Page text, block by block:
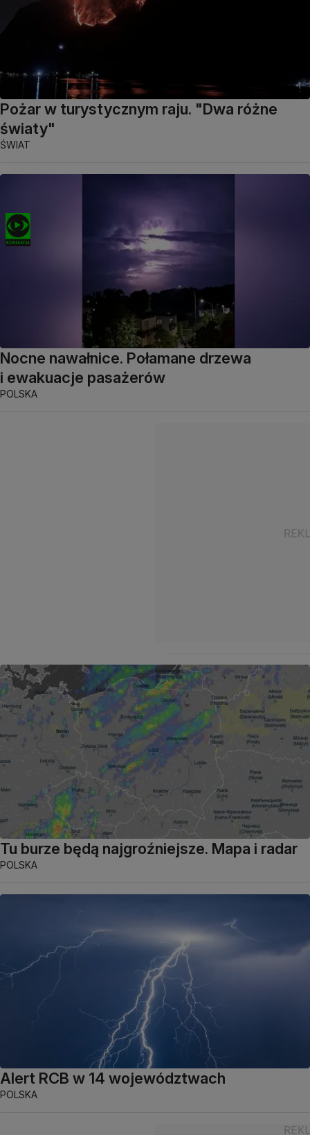
Pożar w turystycznym raju. "Dwa różne
światy"
ŚWIAT
Nocne nawałnice. Połamane drzewa
i ewakuacje pasażerów
POLSKA
Tu burze będą najgroźniejsze. Mapa i radar
POLSKA
Alert RCB w 14 województwach
POLSKA